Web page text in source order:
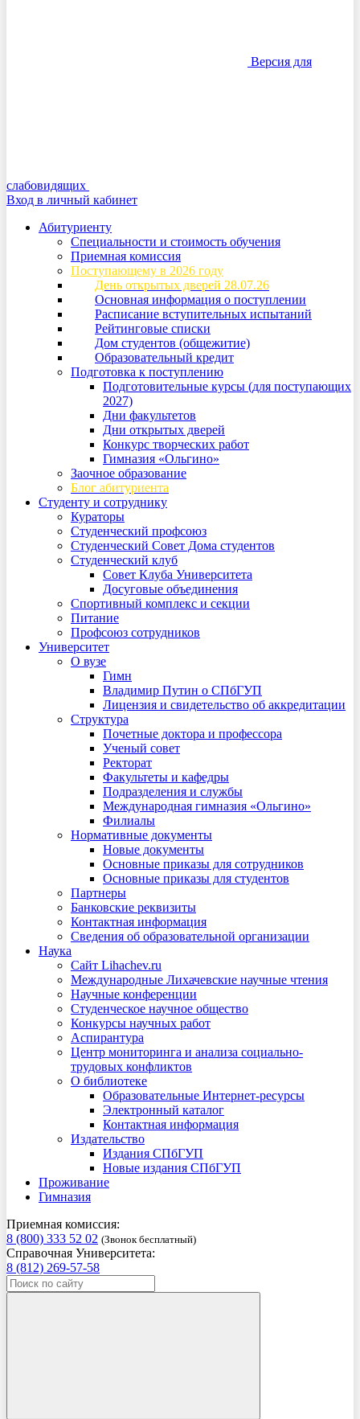
Версия для
слабовидящих
Вход в личный кабинет
Абитуриенту
Специальности и стоимость обучения
Приемная комиссия
Поступающему в 2026 году
День открытых дверей 28.07.26
Основная информация о поступлении
Расписание вступительных испытаний
Рейтинговые списки
Дом студентов (общежитие)
Образовательный кредит
Подготовка к поступлению
Подготовительные курсы (для поступающих
2027)
Дни факультетов
Дни открытых дверей
Конкурс творческих работ
Гимназия «Ольгино»
Заочное образование
Блог абитуриента
Студенту и сотруднику
Кураторы
Студенческий профсоюз
Студенческий Совет Дома студентов
Студенческий клуб
Совет Клуба Университета
Досуговые объединения
Спортивный комплекс и секции
Питание
Профсоюз сотрудников
Университет
О вузе
Гимн
Владимир Путин о СПбГУП
Лицензия и свидетельство об аккредитации
Структура
Почетные доктора и профессора
Ученый совет
Ректорат
Факультеты и кафедры
Подразделения и службы
Международная гимназия «Ольгино»
Филиалы
Нормативные документы
Новые документы
Основные приказы для сотрудников
Основные приказы для студентов
Партнеры
Банковские реквизиты
Контактная информация
Сведения об образовательной организации
Наука
Сайт Lihachev.ru
Международные Лихачевские научные чтения
Научные конференции
Студенческое научное общество
Конкурсы научных работ
Аспирантура
Центр мониторинга и анализа социально-
трудовых конфликтов
О библиотеке
Образовательные Интернет-ресурсы
Электронный каталог
Контактная информация
Издательство
Издания СПбГУП
Новые издания СПбГУП
Проживание
Гимназия
Приемная комиссия:
8 (800) 333 52 02 (Звонок бесплатный)
Справочная Университета:
8 (812) 269-57-58